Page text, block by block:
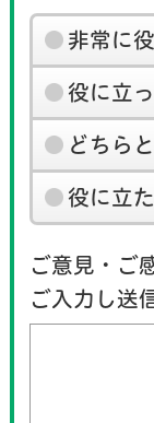
非常に
役に立
どちら
役に立
ご意見・ご
ご入力し送